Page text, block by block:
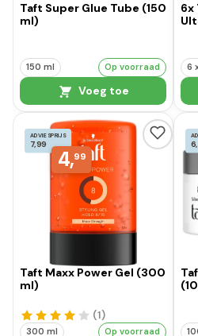
Taft Super Glue Tube (150
ml)
150 ml Op voorraad
Voeg toe
6x
6
ADVIESPRIJS
7,99
4,99
Taft Maxx Power Gel (300
ml)
(1)
300 ml Op voorraad